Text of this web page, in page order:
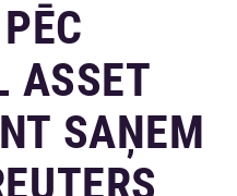
ASSET
SAŅEM